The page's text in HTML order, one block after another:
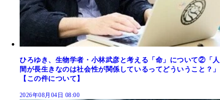
ひろゆき、生物学者・小林武彦と考える「命」について②「人
間が長生きなのは社会性が関係しているってどういうこと？」
【この件について】
2026年08月04日 08:00